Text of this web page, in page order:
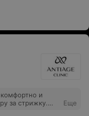
и
за стрижку.
Еще